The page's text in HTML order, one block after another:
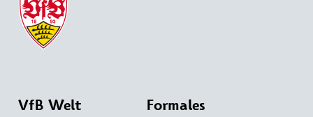
VfB Welt Formales